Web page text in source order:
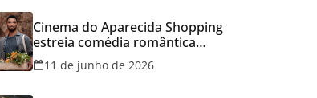
Cinema do Aparecida Shopping
estreia comédia romântica
ambientada na Itália, hoje e
lança promoção para o Dia dos
11 de junho de 2026